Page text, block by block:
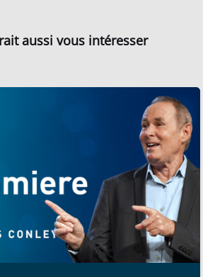
aussi vous intéresser